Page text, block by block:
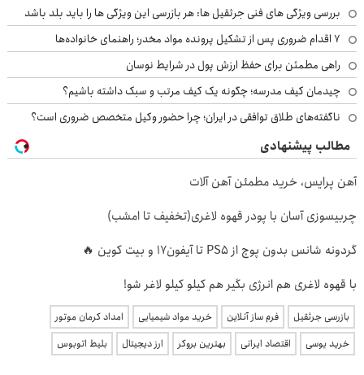
بررسی ویژگی های فنی جرثقیل ها: هر بازرسی این ویژگی ها را باید بلد باشد
۷ اقدام ضروری پس از تشکیل پرونده مواد مخدر؛ راهنمای خانواده‌ها
راهی مطمئن برای حفظ ارزش پول در شرایط نوسان
چیدمان کیف مدرسه؛ چگونه یک کیف مرتب و سبک داشته باشیم؟
ناگفته‌های طلاق توافقی در ایران؛ چرا حضور وکیل متخصص ضروری است؟
مطالب پیشنهادی
آهن پرایس، خرید مطمئن آهن آلات
چربیسوزی آسان با پودر قهوه لاغری(تخفیف تا امشب)
گردونه شانس بدون پوچ از PS5 تا آیفون17 و بیت کوین 🔥
با قهوه لاغری هم انرژی بگیر هم کیلو کیلو لاغر شو!
بازرسی جرثقیل فرم ساز آنلاین خرید مواد شیمیایی
امداد کرمان موتور
خرید یوسی
اقتصاد ایرانی بهترین بروکر ارز دیجیتال بلیط اتوبوس